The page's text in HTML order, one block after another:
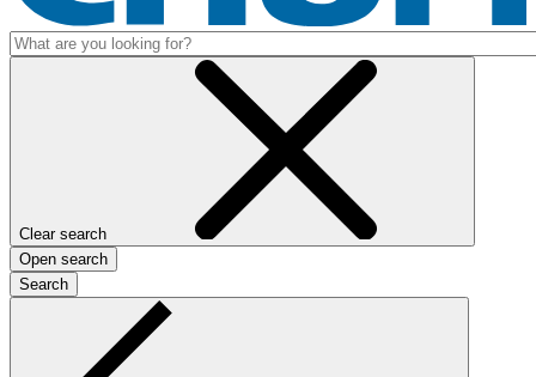
Clear search
Open search
Search